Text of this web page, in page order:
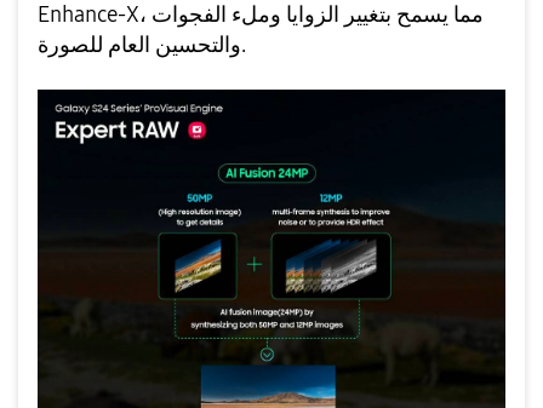
Enhance-X، مما يسمح بتغيير الزوايا وملء الفجوات
والتحسين العام للصورة.